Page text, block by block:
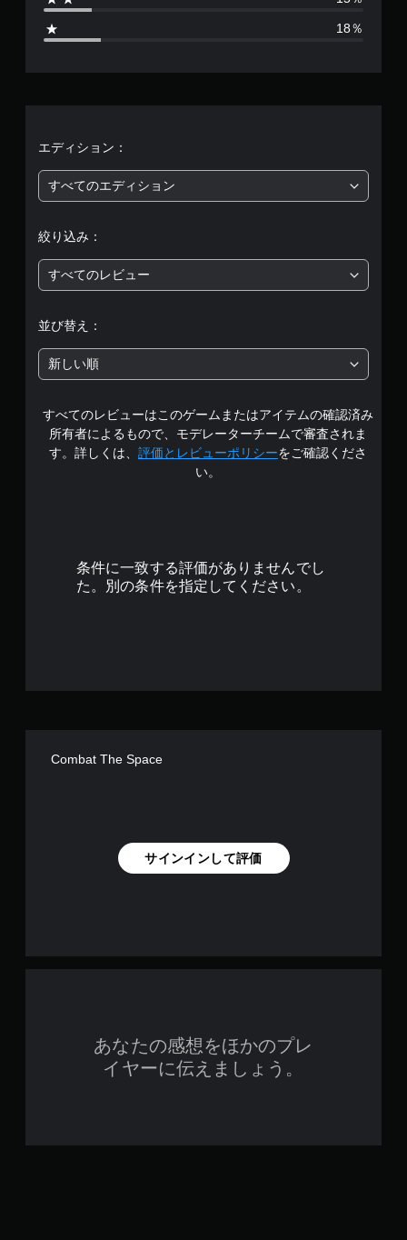
6
価
5
段
中
の
3
.
18％
エディション：
すべてのエディション
絞り込み：
すべてのレビュー
並び替え：
新しい順
すべてのレビューはこのゲームまたはアイテムの確認済み
所有者によるもので、モデレーターチームで審査されま
す。詳しくは、 評価とレビューポリシーをご確認くださ
い。
条件に一致する評価がありませんでし
た。別の条件を指定してください。
Combat The Space
サインインして評価
あなたの感想をほかのプレ
イヤーに伝えましょう。